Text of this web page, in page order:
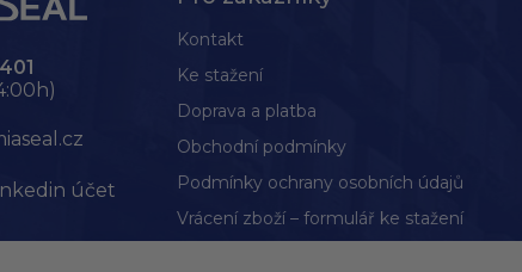
účet
Kontakt
Ke stažení
Doprava a platba
Obchodní podmínky
Podmínky ochrany osobních údajů
Vrácení zboží – formulář ke stažení